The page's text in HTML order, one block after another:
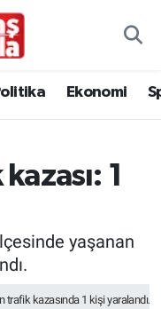
Ekonomi
1
yaşanan
kazasında 1 kişi yaralandı.